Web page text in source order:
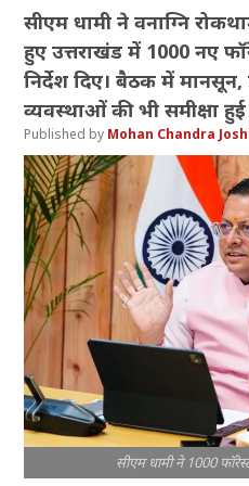
सीएम धामी ने वनाग्नि
हुए उत्तराखंड में 1000 नए
निर्देश दिए। बैठक में
व्यवस्थाओं की भी समीक्षा
Mohan Chandra
सीएम धामी ने 1000 फॉरेस्ट